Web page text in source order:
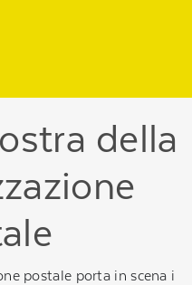
della
postale porta in scena i